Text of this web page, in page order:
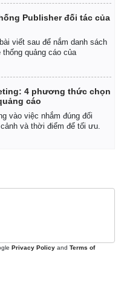
Ảnh
Infographic
Publisher đối tác của
viết sau để nắm danh sách
thống quảng cáo của
4 phương thức chọn
cáo
vào việc nhắm đúng đối
và thời điểm để tối ưu.
Privacy Policy and Terms of